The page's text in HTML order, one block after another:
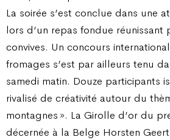
La soirée s’est conclue dans une
lors d’un repas fondue réunissant
convives. Un concours
fromages s’est par ailleurs tenu
samedi matin. Douze participants
rivalisé de créativité autour du
montagnes ». La Girolle d’or du
décernée à la Belge Horsten